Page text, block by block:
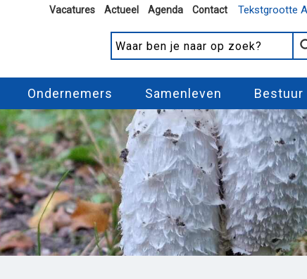
Tekstgrootte A
Vacatures Actueel Agenda Contact
Ondernemers Samenleven Bestuur